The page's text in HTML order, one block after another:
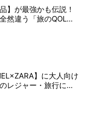
】が最強かも伝説！
然違う「旅のQOL爆
】に大人向け
レジャー・旅行にも